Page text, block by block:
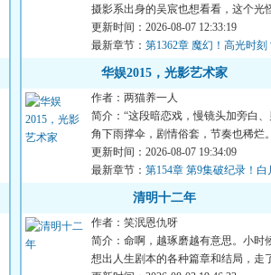
摄影系出身的吴宸也想看看，这个光
的电影圈里，究竟都有些...
更新时间：2026-08-07 12:33:19
最新章节： 第1362章 魔幻！高光时刻
华娱2015，光影艺术家
作者：两猫养一人
简介：“这段暗恋戏，慢镜头加旁白
角下雨撑伞，剧情俗套，节奏也稀烂
是流量偶像片剧，手艺...
更新时间：2026-08-07 19:34:09
最新章节： 第154章 第9集破纪录！白
你，青梅竹马是你，防弹少年也是你！
清明十二年
作者：笑泯恩仇呀
简介：命啊，越琢磨越有意思。小时
想出人生剧本的各种篇章和结局，走